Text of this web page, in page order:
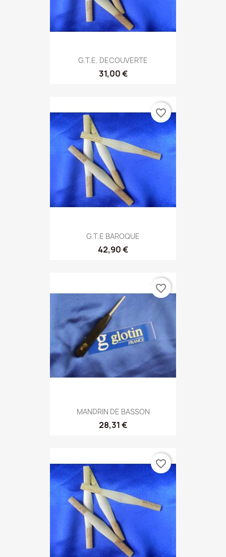
G.T.E. DECOUVERTE
31,00 €
G.T.E BAROQUE
42,90 €
favorite_border
MANDRIN DE BASSON
28,31 €
favorite_border
favorite_border